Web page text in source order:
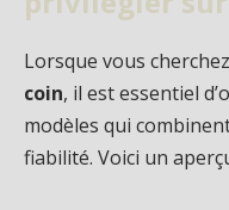
Lorsque vous
coin, il est essentiel
modèles qui
fiabilité. Voici un